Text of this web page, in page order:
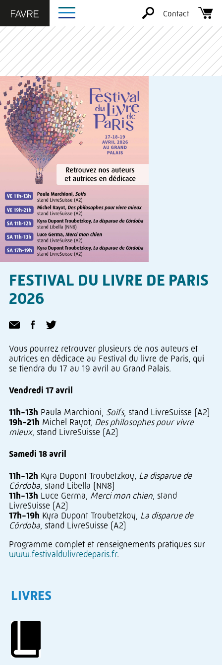
Contact
FESTIVAL DU LIVRE DE PARIS
2026
Vous pourrez retrouver plusieurs de nos auteurs et
autrices en dédicace au Festival du livre de Paris, qui
se tiendra du 17 au 19 avril au Grand Palais.
Vendredi 17 avril
11h-13h Paula Marchioni, Soifs, stand LivreSuisse (A2)
19h-21h Michel Rayot, Des philosophes pour vivre
mieux, stand LivreSuisse (A2)
Samedi 18 avril
11h-12h Kyra Dupont Troubetzkoy, La disparue de
Córdoba , stand Libella (NN8)
11h-13h Luce Germa, Merci mon chien , stand
LivreSuisse (A2)
17h-19h Kyra Dupont Troubetzkoy, La disparue de
Córdoba , stand LivreSuisse (A2)
Programme complet et renseignements pratiques sur
www.festivaldulivredeparis.fr.
LIVRES